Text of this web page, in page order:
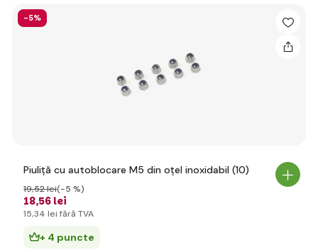
-5%
Piuliță cu autoblocare M5 din oțel inoxidabil (10)
18,56 lei
19,52 lei(-5 %)
15,34 lei fără TVA
+ 4 puncte